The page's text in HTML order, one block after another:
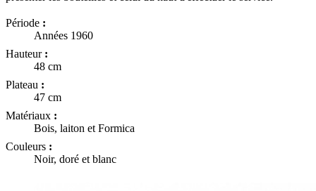
Période :
Années 1960
Hauteur :
48 cm
Plateau :
47 cm
Matériaux :
Bois, laiton et Formica
Couleurs :
Noir, doré et blanc